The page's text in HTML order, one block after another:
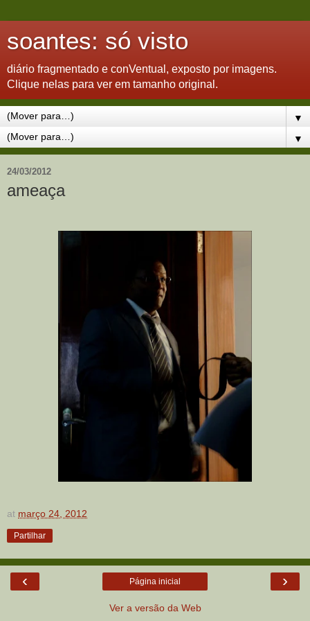
soantes: só visto
diário fragmentado e conVentual, exposto por imagens.
Clique nelas para ver em tamanho original.
▼
▼
24/03/2012
ameaça
at março 24, 2012
Partilhar
‹ ›
Página inicial
Ver a versão da Web